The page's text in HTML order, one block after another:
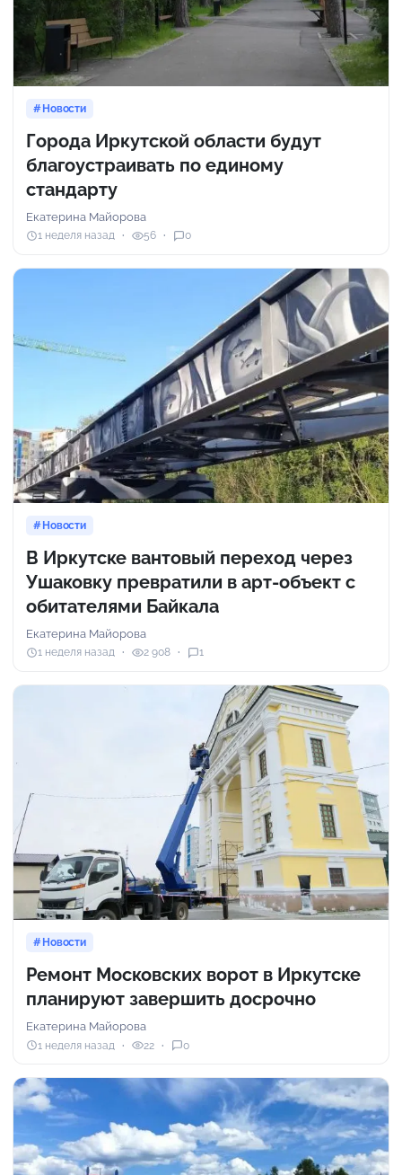
Новости
Города Иркутской области будут
благоустраивать по единому
стандарту
Екатерина Майорова
1 неделя назад 56 0
Новости
В Иркутске вантовый переход через
Ушаковку превратили в арт-объект с
обитателями Байкала
Екатерина Майорова
1 неделя назад 2 908 1
Новости
Ремонт Московских ворот в Иркутске
планируют завершить досрочно
Екатерина Майорова
1 неделя назад 22 0